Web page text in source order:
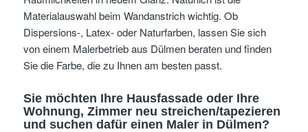
Materialauswahl beim Wandanstrich wichtig. Ob
Dispersions-, Latex- oder Naturfarben, lassen Sie sich
von einem Malerbetrieb aus Dülmen beraten und finden
Sie die Farbe, die zu Ihnen am besten passt.
Sie möchten Ihre Hausfassade oder Ihre
Wohnung, Zimmer neu streichen/tapezieren
und suchen dafür einen Maler in Dülmen?